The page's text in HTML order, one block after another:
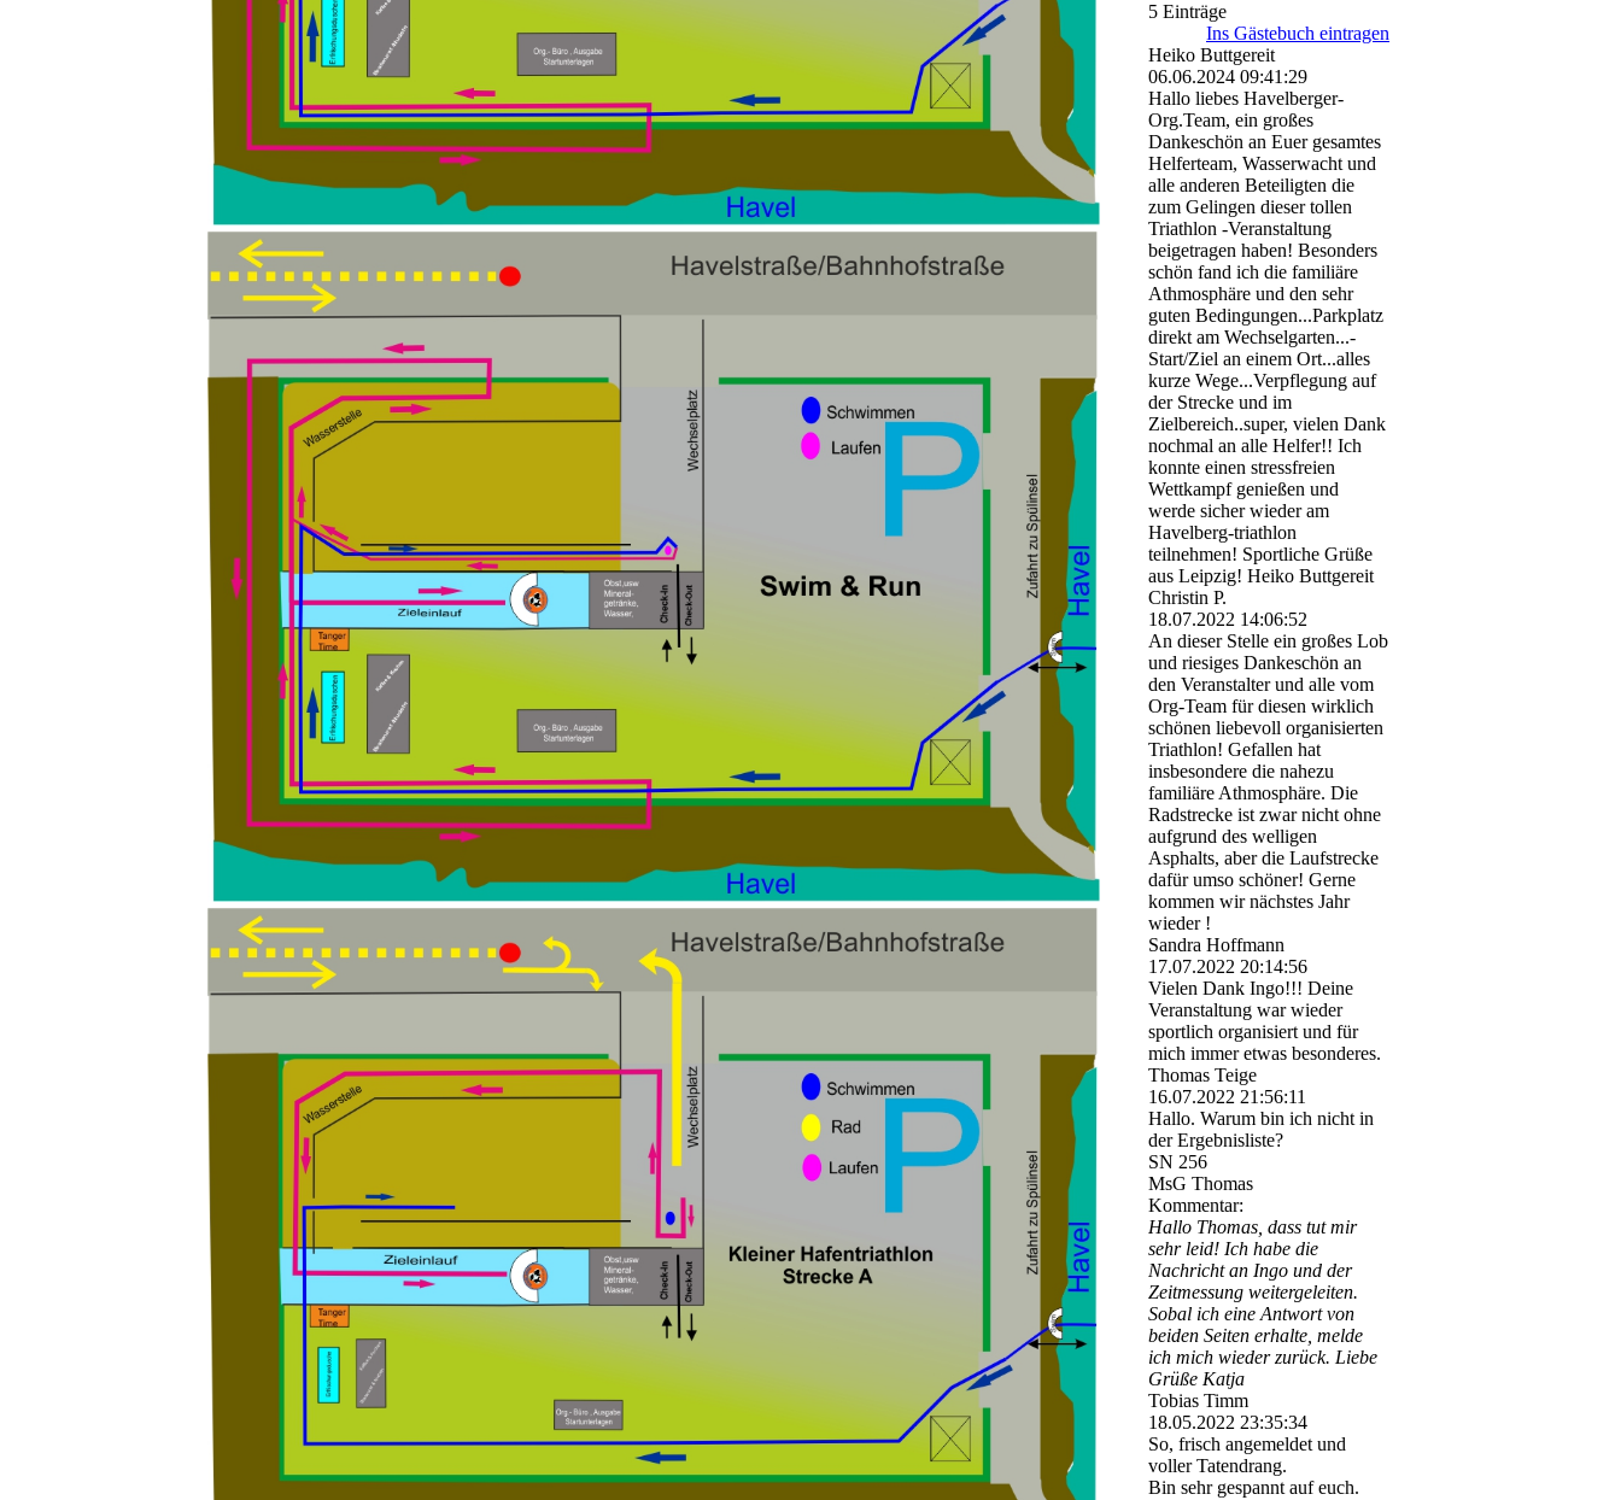
5 Einträge
Ins Gästebuch eintragen
Heiko Buttgereit
06.06.2024 09:41:29
Hallo liebes Havelberger-
Org.Team, ein großes
Dankeschön an Euer gesamtes
Helferteam, Wasserwacht und
alle anderen Beteiligten die
zum Gelingen dieser tollen
Triathlon -Veranstaltung
beigetragen haben! Besonders
schön fand ich die familiäre
Athmosphäre und den sehr
guten Bedingungen...Parkplatz
direkt am Wechselgarten.­..­
Start/­Ziel an einem Ort...alles
kurze Wege...Verpflegung auf
der Strecke und im
Zielbereich..super, vielen Dank
nochmal an alle Helfer!! Ich
konnte einen stressfreien
Wettkampf genießen und
werde sicher wieder am
Havelberg-triathlon
teilnehmen! Sportliche Grüße
aus Leipzig! Heiko Buttgereit
Christin P.
18.07.2022 14:06:52
An dieser Stelle ein großes Lob
und riesiges Dankeschön an
den Veranstalter und alle vom
Org-Team für diesen wirklich
schönen liebevoll organisierten
Triathlon! Gefallen hat
insbesondere die nahezu
familiäre Athmosphäre. Die
Radstrecke ist zwar nicht ohne
aufgrund des welligen
Asphalts, aber die Laufstrecke
dafür umso schöner! Gerne
kommen wir nächstes Jahr
wieder !
Sandra Hoffmann
17.07.2022 20:14:56
Vielen Dank Ingo!!! Deine
Veranstaltung war wieder
sportlich organisiert und für
mich immer etwas besonderes.
Thomas Teige
16.07.2022 21:56:11
Hallo. Warum bin ich nicht in
der Ergebnisliste?
SN 256
MsG Thomas
Kommentar:
Hallo Thomas, dass tut mir
sehr leid! Ich habe die
Nachricht an Ingo und der
Zeitmessung weitergeleiten.
Sobal ich eine Antwort von
beiden Seiten erhalte, melde
ich mich wieder zurück. Liebe
Grüße Katja
Tobias Timm
18.05.2022 23:35:34
So, frisch angemeldet und
voller Tatendrang.
Bin sehr gespannt auf euch.